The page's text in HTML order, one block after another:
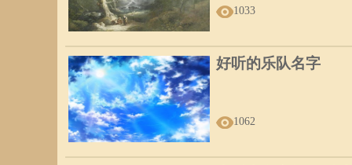
1033
好听的乐队名字
1062